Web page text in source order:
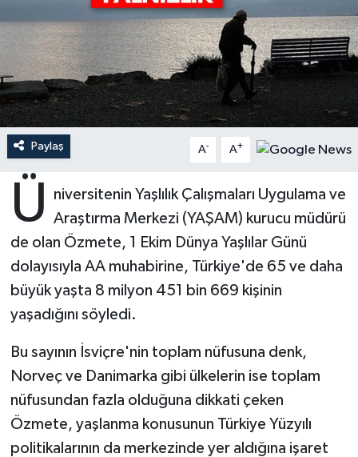
Paylaş A- A+
Ü
niversitenin Yaşlılık Çalışmaları Uygulama ve
Araştırma Merkezi (YAŞAM) kurucu müdürü
de olan Özmete, 1 Ekim Dünya Yaşlılar Günü
dolayısıyla AA muhabirine, Türkiye'de 65 ve daha
büyük yaşta 8 milyon 451 bin 669 kişinin
yaşadığını söyledi.
Bu sayının İsviçre'nin toplam nüfusuna denk,
Norveç ve Danimarka gibi ülkelerin ise toplam
nüfusundan fazla olduğuna dikkati çeken
Özmete, yaşlanma konusunun Türkiye Yüzyılı
politikalarının da merkezinde yer aldığına işaret
Artvin Müftülüğü
Aydın Müftülüğü
Balıkesir Müftülüğü
Bartın Müftülüğü
Batman Müftülüğü
Bayburt Müftülüğü
Bilecik Müftülüğü
Bingöl Müftülüğü
Bitlis Müftülüğü
Bolu Müftülüğü
Burdur Müftülüğü
Kurban
Mukabele
Peygamberimizin Hayatı
Ramazan
Sahabeler
Zekat
DİYANET AKADEMİ
DİYANET GENÇLİK
DİYANET RADYO/TV
DEPREM
Dünya
Eğitim
Kültür-Sanat
Aile
Sağlık
Makaleler
Ekonomi